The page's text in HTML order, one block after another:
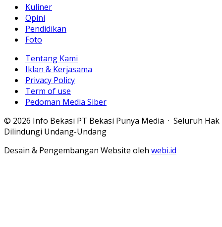
Kuliner
Opini
Pendidikan
Foto
Tentang Kami
Iklan & Kerjasama
Privacy Policy
Term of use
Pedoman Media Siber
© 2026 Info Bekasi PT Bekasi Punya Media · Seluruh Hak
Dilindungi Undang-Undang
Desain & Pengembangan Website oleh webi.id